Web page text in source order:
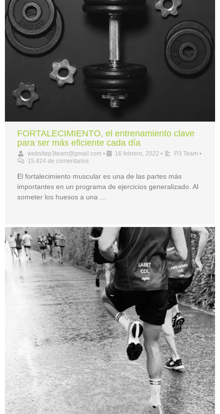
FORTALECIMIENTO, el entrenamiento clave
para ser más eficiente cada día
websitep3team@gmail.com • 16 febrero, 2022 • P3 Team •
15.424 de comentarios
El fortalecimiento muscular es una de las partes más
importantes en un programa de ejercicios generalizado. Al
someter los huesos a una …